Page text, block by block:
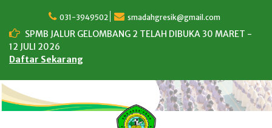
content
031-3949502 smadahgresik@gmail.com
SPMB JALUR GELOMBANG 2 TELAH DIBUKA 30 MARET -
12 JULI 2026
Daftar Sekarang